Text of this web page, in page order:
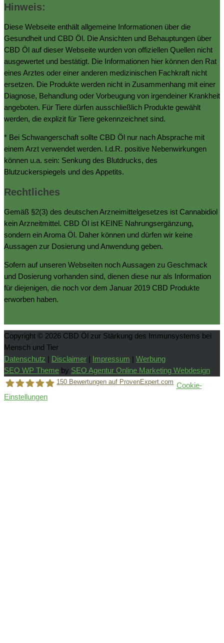
Hinweis:
Diese Webseite enthält allgemeine Informationen über die
Gesundheit und CBD Öl. Die Ansichten und Behauptungen über
CBD Öl auf dieser Webseite wurden von offiziellen Quellen nicht
ausgewertet und bestätigt. Die Informationen hier können den Rat
eines Arztes oder einer anderen medizinischen Fachkraft nicht
ersetzen. Die Produkte werden nicht in Zusammenhang mit einer
Diagnose, Behandlung oder Vorbeugung von irgendeiner Krankheit
angeboten. Für Tiere dürfen ausschließlich Produkte gewählt
werden, die explizit für Tiere gekennzeichnet sind.
* Bei Schwangerschaft sollte CBD Öl nur nach Absprache mit
einem Arzt verwendet werden. I.d.R. positive Nebenwirkungen
können u.a. sein: Senkung des Blutdrucks, des
Blutzuckerspiegels und des Appetits.
Rechtliches
Gemäß §2(3) des deutschen Arzneimittelgesetzes ist Cannabidiol
kein Arzneitmittel. CBD Öl ist KEINE Nahrungsergänzung,
sondern ein Aroma Öl. Daher können und dürfen wir keine
Aussagen zur Dosierung und Anwendung geben.
Sofern auf unseren Webseiten noch Aussagen zu Geschmack
und Dosierung vorhanden sind, dienen diese nur als Information
für diejenigen, die noch vor dem Januar 2019 CBD Produkte
erworben haben.
Copyright © 2026 CBD Öl zur Stärkung des Immunsystems bei
Mensch und Tier
Datenschutz
Disclaimer Impressum
Werbung
SEO WP Theme by SEO Agentur Online Marketing Webdesign
150 Bewertungen auf ProvenExpert.com Cookie-
Einstellungen